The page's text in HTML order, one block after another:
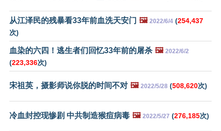
从江泽民的残暴看33年前血洗天安门 🖼️ 2022/6/4 (254,437
次)
血染的六四！逃生者们回忆33年前的屠杀 🖼️ 2022/6/2
(223,336次)
宋祖英，摄影师说你脱的时间不对 🖼️ 2022/5/28 (508,620次)
冷血封控现惨剧 中共制造猴痘病毒 🖼️ 2022/5/27 (276,185次)